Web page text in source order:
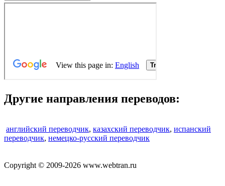
Другие направления переводов:
английский переводчик, казахский переводчик, испанский
переводчик, немецко-русский переводчик
Copyright © 2009-2026 www.webtran.ru